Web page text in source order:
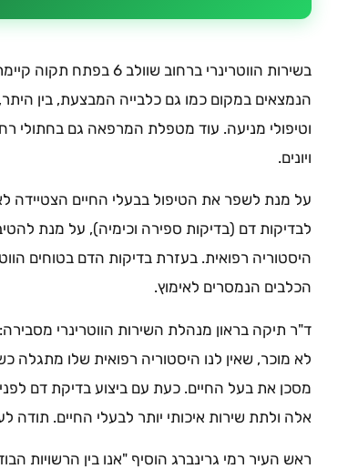
בשירות הווטרינרי
הנמצאים במקום כמו גם כלבייה המבצעת, בין היתר,
וטיפולי מניעה. עוד מטפלת המרפאה גם בחתולי
ויונים.
על מנת לשפר את הטיפול בבעלי החיים הצטיידה
לבדיקות דם (בדיקות ספירה וכימיה), על מנת
היסטוריה רפואית. בעזרת בדיקות הדם בטוחים
הכלבים הנמסרים לאימוץ.
ד"ר תיקה בראון מנהלת השירות הווטרינרי
לא מוכר, שאין לנו היסטוריה רפואית שלו מתגלה
מסכן את בעל החיים. כעת עם ביצוע בדיקת דם
אלה ולתת שירות איכותי יותר לבעלי החיים.
ראש העיר רמי גרינברג הוסיף "אנו בין הרשויות